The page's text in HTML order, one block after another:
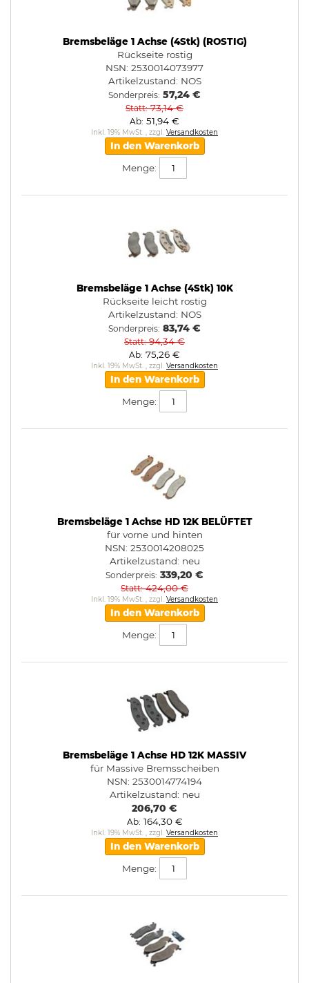
Bremsbeläge 1 Achse (4Stk) (ROSTIG)
Rückseite rostig
NSN: 2530014073977
Artikelzustand: NOS
Sonderpreis 57,24 €
Statt 73,14 €
Ab 51,94 €
Inkl. 19% MwSt. , zzgl. Versandkosten
In den Warenkorb
Menge:
Bremsbeläge 1 Achse (4Stk) 10K
Rückseite leicht rostig
Artikelzustand: NOS
Sonderpreis 83,74 €
Statt 94,34 €
Ab 75,26 €
Inkl. 19% MwSt. , zzgl. Versandkosten
In den Warenkorb
Menge:
Bremsbeläge 1 Achse HD 12K BELÜFTET
für vorne und hinten
NSN: 2530014208025
Artikelzustand: neu
Sonderpreis 339,20 €
Statt 424,00 €
Inkl. 19% MwSt. , zzgl. Versandkosten
In den Warenkorb
Menge:
Bremsbeläge 1 Achse HD 12K MASSIV
für Massive Bremsscheiben
NSN: 2530014774194
Artikelzustand: neu
206,70 €
Ab 164,30 €
Inkl. 19% MwSt. , zzgl. Versandkosten
In den Warenkorb
Menge: